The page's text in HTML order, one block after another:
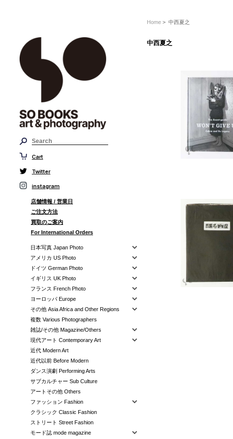
Cart
Twitter
instagram
店舗情報 / 営業日
ご注文方法
買取のご案内
For International Orders
日本写真 Japan Photo
アメリカ US Photo
ドイツ German Photo
イギリス UK Photo
フランス French Photo
ヨーロッパ Europe
その他 Asia Africa and Other Regions
複数 Various Photographers
雑誌/その他 Magazine/Others
現代アート Contemporary Art
近代 Modern Art
近代以前 Before Modern
ダンス演劇 Performing Arts
サブカルチャー Sub Culture
アートその他 Others
ファッション Fashion
クラシック Classic Fashion
ストリート Street Fashion
モード誌 mode magazine
Home > 中西夏之
中西夏之